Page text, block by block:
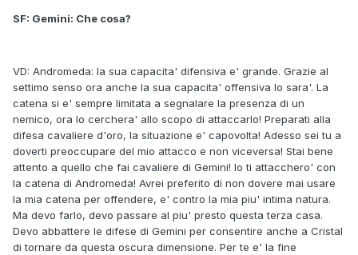
SF: Gemini: Che cosa?
VD: Andromeda: la sua capacita' difensiva e' grande. Grazie al
settimo senso ora anche la sua capacita' offensiva lo sara'. La
catena si e' sempre limitata a segnalare la presenza di un
nemico, ora lo cerchera' allo scopo di attaccarlo! Preparati alla
difesa cavaliere d'oro, la situazione e' capovolta! Adesso sei tu a
doverti preoccupare del mio attacco e non viceversa! Stai bene
attento a quello che fai cavaliere di Gemini! Io ti attacchero' con
la catena di Andromeda! Avrei preferito di non dovere mai usare
la mia catena per offendere, e' contro la mia piu' intima natura.
Ma devo farlo, devo passare al piu' presto questa terza casa.
Devo abbattere le difese di Gemini per consentire anche a Cristal
di tornare da questa oscura dimensione. Per te e' la fine